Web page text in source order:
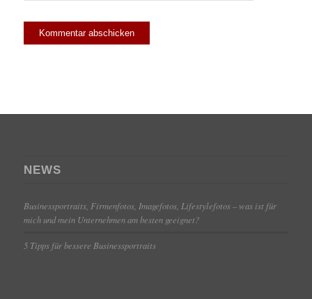
NEWS
Businessportraits, Firmenfotos, Imagefotos, Lifestylefotos – was ist für
mich und mein Unternehmen am besten geeignet?
5 Tipps für bessere Businessportraits